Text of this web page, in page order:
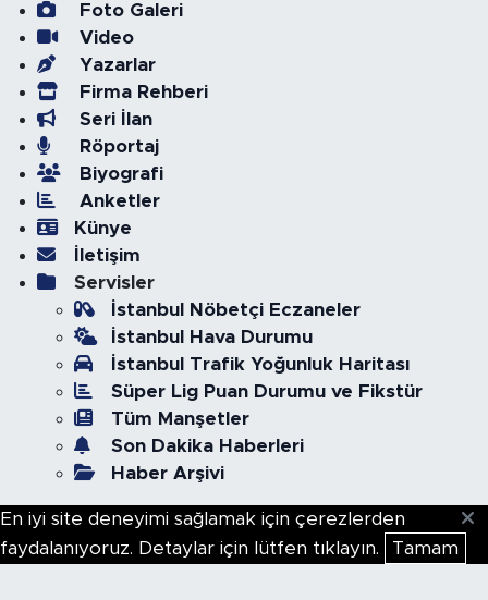
Foto Galeri
Video
Yazarlar
Firma Rehberi
Seri İlan
Röportaj
Biyografi
Anketler
Künye
İletişim
Servisler
İstanbul Nöbetçi Eczaneler
İstanbul Hava Durumu
İstanbul Trafik Yoğunluk Haritası
Süper Lig Puan Durumu ve Fikstür
Tüm Manşetler
Son Dakika Haberleri
Haber Arşivi
En iyi site deneyimi sağlamak için çerezlerden
faydalanıyoruz. Detaylar için lütfen tıklayın.
Tamam